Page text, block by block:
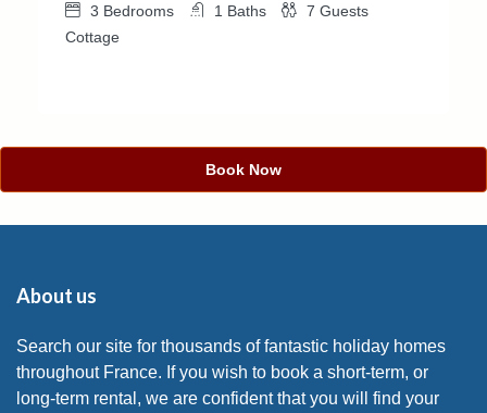
3 Bedrooms 1 Baths 7 Guests
Cottage
Book Now
About us
Search our site for thousands of fantastic holiday homes
throughout France. If you wish to book a short-term, or
long-term rental, we are confident that you will find your